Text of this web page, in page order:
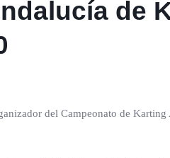
de
del Campeonato de